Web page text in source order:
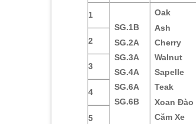
1
SG.1B
SG.2A
SG.3A
SG.4A
SG.6A
SG.6B
Oak
Ash
Cherry
Walnut
Sapelle
Teak
Xoan Đào
Căm Xe
2
3
4
5